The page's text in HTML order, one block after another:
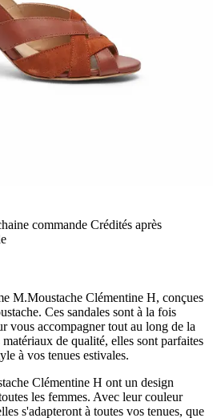
commande Crédités après
M.Moustache Clémentine H, conçues
Ces sandales sont à la fois
vous accompagner tout au long de la
de qualité, elles sont parfaites
à vos tenues estivales.
Clémentine H ont un design
les femmes. Avec leur couleur
s'adapteront à toutes vos tenues, que